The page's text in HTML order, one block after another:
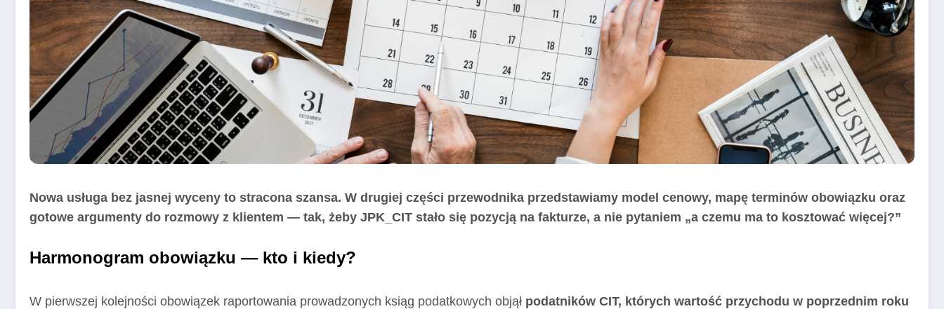
Nowa usługa bez jasnej wyceny to stracona szansa. W drugiej części przewodnika przedstawiamy model cenowy, mapę terminów obowiązku oraz
gotowe argumenty do rozmowy z klientem — tak, żeby JPK_CIT stało się pozycją na fakturze, a nie pytaniem „a czemu ma to kosztować więcej?”
Harmonogram obowiązku — kto i kiedy?
W pierwszej kolejności obowiązek raportowania prowadzonych ksiąg podatkowych objął podatników CIT, których wartość przychodu w poprzednim roku